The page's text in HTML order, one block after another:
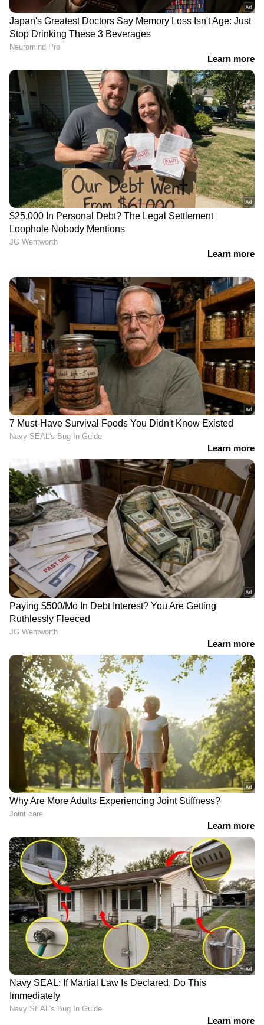
അരിപ്പ വൃത്തിയാക്കുമ്പോള്‍ ബേക്കിംഗ്
സോഡയും വിനാഗിരിയും ഉപയോഗിക്കുമ്പോള്‍
ഇത് അരിപ്പ നല്ലരീതിയില്‍ വൃത്തിയായി കിട്ടാൻ
സഹായിക്കുന്നു. ഇതിനായി ബേക്കിംഗ്
സോഡയും വിനാഗിരിയും ഒരേ അളവിലെടുത്ത്
യോജിപ്പിക്കുകയാണ് വേണ്ടത്. ഇതില്‍ അരിപ്പ
ഒരു മണിക്കൂറോളം കുതിര്‍ത്തുവയ്ക്കണം.
ശേഷം തേച്ച് കഴുകിയെടുക്കാംം.
തിളച്ച വെള്ളം...
അരിപ്പ വൃത്തിയാക്കുമ്പോള്‍ ഇതിനായി തിളച്ച
വെള്ളമുപയോഗിക്കുന്നത് ഏറെ നല്ലതാണ്. ഇത്
അപ്പപ്പോള്‍ അരിപ്പ ശുദ്ധീകരിക്കുന്നതിന്
ഉപകരിക്കും. അതിലൂടെ അണുക്കള്‍
ശരീത്തിലെത്തുന്നതും തടയാൻ സാധിക്കും.
ചെറുനാരങ്ങാ നീര്...
അരിപ്പ വൃത്തിയാക്കുമ്പോള്‍ ചെറുനാരങ്ങാനീര്
ചേര്‍ക്കുന്നതും ഏറെ നല്ലതാണ്. ഇതിലെ
ആസിഡ് അംശമാണ് അരിപ്പ നല്ലതുപോലെ
വൃത്തിയാകുന്നതിന് സഹായിക്കുന്നത്. അരിപ്പ
കഴുകുമ്പോള്‍ ഒരു മുറി ചെറുനാരങ്ങ ഇതില്‍
തേച്ചാല്‍ മതിയാകും. നല്ലതുപോലെ ഉരച്ച
ശേഷം മാത്രം അരിപ്പ കഴുകിയെടുക്കുക.
ബ്രഷും സോപ്പും...
അരിപ്പ നന്നായി വൃത്തിയാക്കിയെടുക്കാൻ
സോപ്പും ടൂത്ത്ബ്രഷും
ഉപയോഗിക്കാവുന്നതാണ്. ഇതും അരിപ്പയില്‍
അഴുക്ക് അടിയുന്നത് തടയാൻ സഹായിക്കും.
ഇളം ചൂടുവെള്ളത്തില്‍ അല്‍പം സോപ്പ് കലക്കി
ഇതില്‍ അരിപ്പ കുറച്ചുസമയം ഇട്ടുവയ്ക്കണം.
ശേഷം ടൂത്ത് ബ്രഷുപയോഗിച്ച് കഴുകിയാല്‍
മതിയാകും.
Also Read:- പാത്രങ്ങളിലെ കറ എങ്ങനെ
എളുപ്പത്തില്‍ കളയാം?